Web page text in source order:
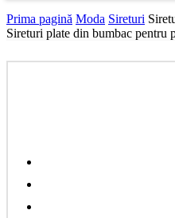
Prima pagină Moda Sireturi
Sireturi plate din bumbac pentru